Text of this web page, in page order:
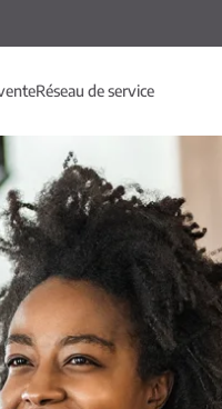
Réseau de service